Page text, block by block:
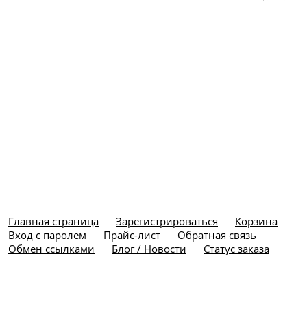
Главная страница Зарегистрироваться
Корзина
Вход с паролем
Прайс-лист
Обратная связь
Обмен ссылками
Блог / Новости Статус заказа